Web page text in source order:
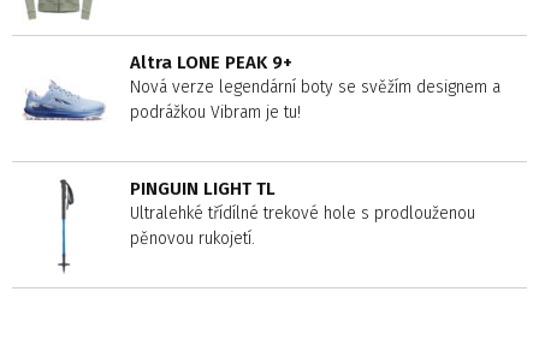
Altra LONE PEAK 9+
Nová verze legendární boty se svěžím designem a
podrážkou Vibram je tu!
PINGUIN LIGHT TL
Ultralehké třídílné trekové hole s prodlouženou
pěnovou rukojetí.